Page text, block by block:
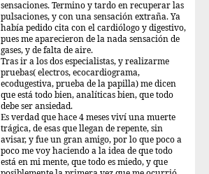
sensaciones. Termino y tardo en recuperar las
pulsaciones, y con una sensación extraña. Ya
había pedido cita con el cardiólogo y digestivo,
pues me aparecieron de la nada sensación de
gases, y de falta de aire.
Tras ir a los dos especialistas, y realizarme
pruebas( electros, ecocardiograma,
ecodugestiva, prueba de la papilla) me dicen
que está todo bien, analíticas bien, que todo
debe ser ansiedad.
Es verdad que hace 4 meses viví una muerte
trágica, de esas que llegan de repente, sin
avisar, y fue un gran amigo, por lo que poco a
poco me voy haciendo a la idea de que todo
está en mi mente, que todo es miedo, y que